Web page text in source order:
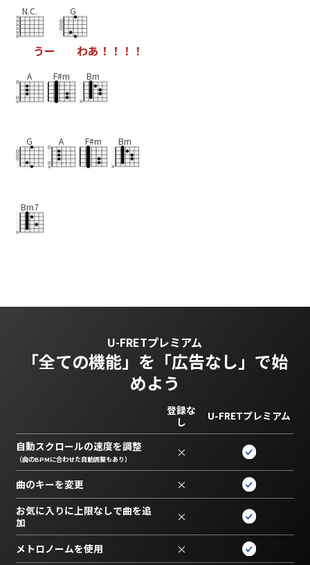
N.C.
うー
G
わあ ！ ！ ！ ！
A F#m Bm
G A F#m Bm
Bm7
U-FRETプレミアム
「全ての機能」を 「広告なし」で始
めよう
登録な
し
U-FRETプレミアム
自動スクロールの速度を調整
（曲のBPMに合わせた自動調整もあり） ×
曲のキーを変更 ×
お気に入りに上限なしで曲を追
加
×
メトロノームを使用 ×